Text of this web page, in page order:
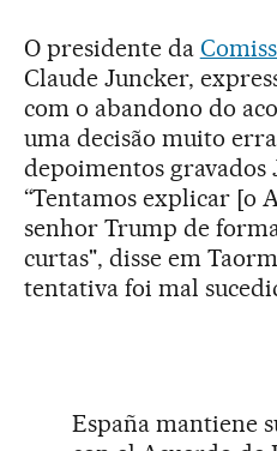
O presidente da
Claude Juncker,
com o abandono do
uma decisão muito
depoimentos gravados
“Tentamos explicar [o
senhor Trump de
curtas", disse em
tentativa foi mal
España mantiene